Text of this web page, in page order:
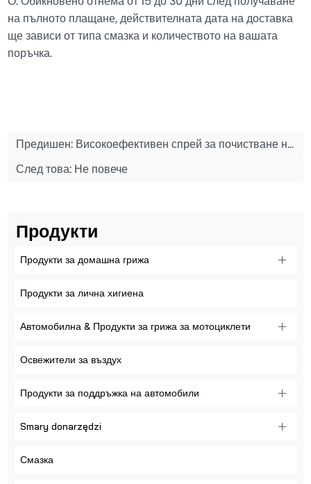
на пълното плащане, действителната дата на доставка
ще зависи от типа смазка и количеството на вашата
поръчка.
Предишен:Високоефективен спрей за почистване на вериги за мотоциклети и велосипеди 300 мл
След това: Не повече
Продукти
Продукти за домашна грижа
Продукти за лична хигиена
Автомобилна & Продукти за грижа за мотоциклети
Освежители за въздух
Продукти за поддръжка на автомобили
Smary donarzędzi
Смазка